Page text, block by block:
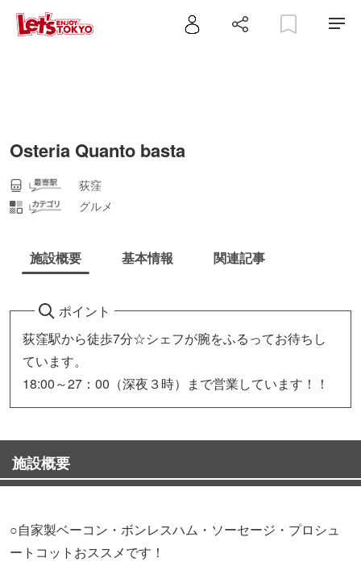
Osteria Quanto basta
荻窪
グルメ
施設概要 基本情報 関連記事
ポイント
荻窪駅から徒歩7分☆シェフが腕をふるってお待ちし
ています。
18:00～27：00（深夜３時）まで営業しています！！
施設概要
○自家製ベーコン・ボンレスハム・ソーセージ・プロシュ
ートコットおススメです！